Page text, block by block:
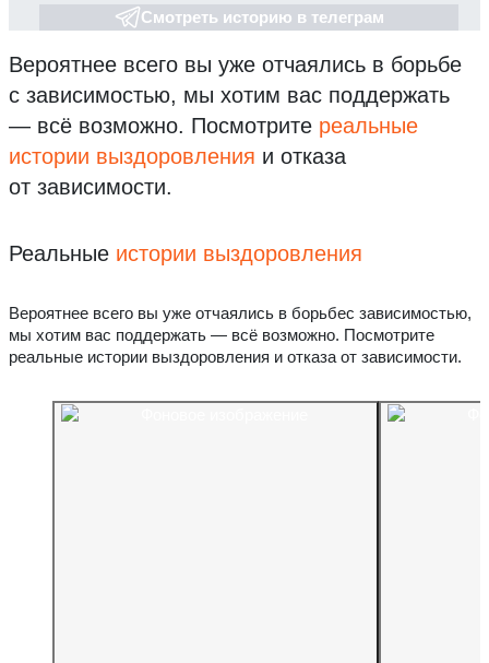
Смотреть историю в телеграм
Вероятнее всего вы уже отчаялись в борьбе
с зависимостью, мы хотим вас поддержать
— всё возможно. Посмотрите реальные
истории выздоровления и отказа
от зависимости.
Реальные истории выздоровления
Вероятнее всего вы уже отчаялись в борьбес зависимостью,
мы хотим вас поддержать — всё возможно. Посмотрите
реальные истории выздоровления и отказа от зависимости.